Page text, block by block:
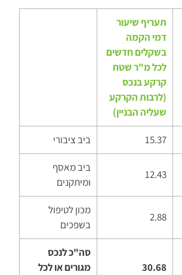
תעריף שיעור
דמי הקמה
בשקלים חדשים
לכל מ"ר שטח
קרקע בנכס
(לרבות הקרקע
שעליה הבניין)
15.37 ביב ציבורי
12.43
ביב מאסף
ומיתקנים
2.88
מכון לטיפול
בשפכים
30.68
סה"כ לנכס
מגורים או לכל